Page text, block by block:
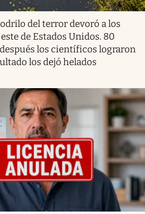
del terror devoró a los
de Estados Unidos. 80
los científicos lograron
los dejó helados